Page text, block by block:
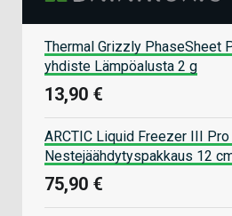
Thermal Grizzly PhaseSheet
yhdiste Lämpöalusta 2 g
13,90 €
ARCTIC Liquid Freezer III
Nestejäähdytyspakkaus 12
75,90 €